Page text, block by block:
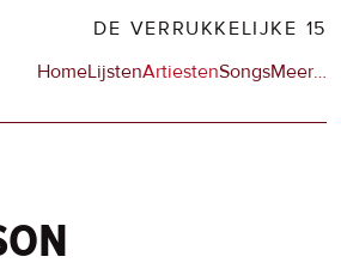
DE VERRUKKELIJKE 15
HomeLijstenArtiestenSongsMeerop
…